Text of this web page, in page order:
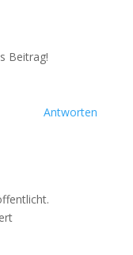
Beitrag!
Antworten